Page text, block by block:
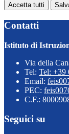
Accetta tutti
Contatti
Istituto di
Via della
Tel: Tel: +39
Email:
PEC:
C.F.:
Seguici su